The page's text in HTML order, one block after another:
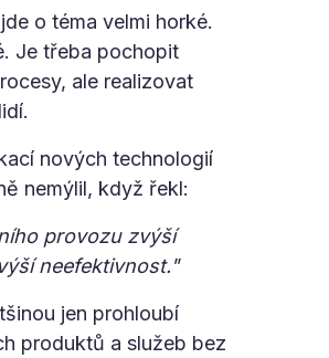
o téma velmi horké.
Je třeba pochopit
ale realizovat
nových technologií
nemýlil, když řekl:
provozu zvýší
neefektivnost."
jen prohloubí
produktů a služeb bez